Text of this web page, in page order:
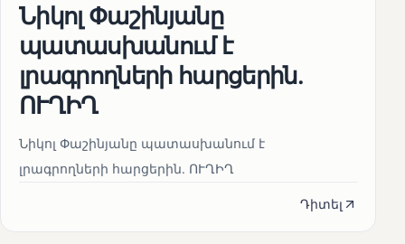
Նիկոլ Փաշինյանը
պատասխանում է
լրագրողների հարցերին․
ՈՒՂԻՂ
Նիկոլ Փաշինյանը պատասխանում է
լրագրողների հարցերին․ ՈՒՂԻՂ
Դիտել